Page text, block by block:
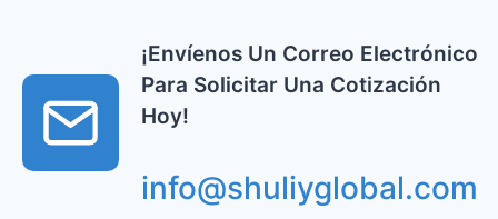
¡Envíenos Un Correo Electrónico
Para Solicitar Una Cotización
Hoy!
info@shuliyglobal.com